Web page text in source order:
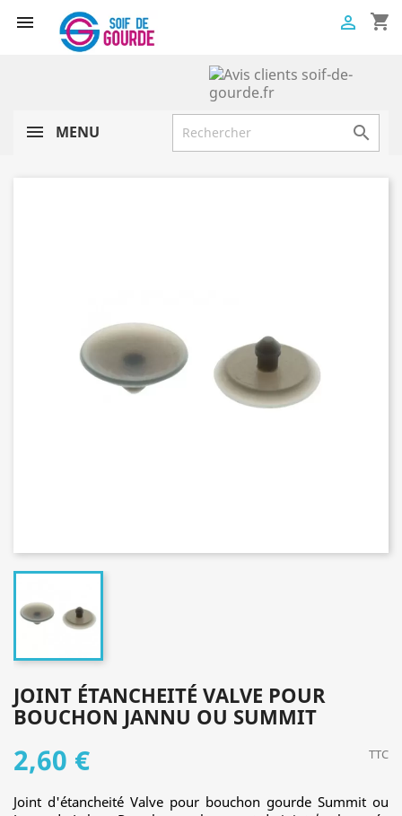
 shopping_cart

MENU 
JOINT ÉTANCHEITÉ VALVE POUR
BOUCHON JANNU OU SUMMIT
2,60 € TTC
Joint d'étancheité Valve pour bouchon gourde Summit ou